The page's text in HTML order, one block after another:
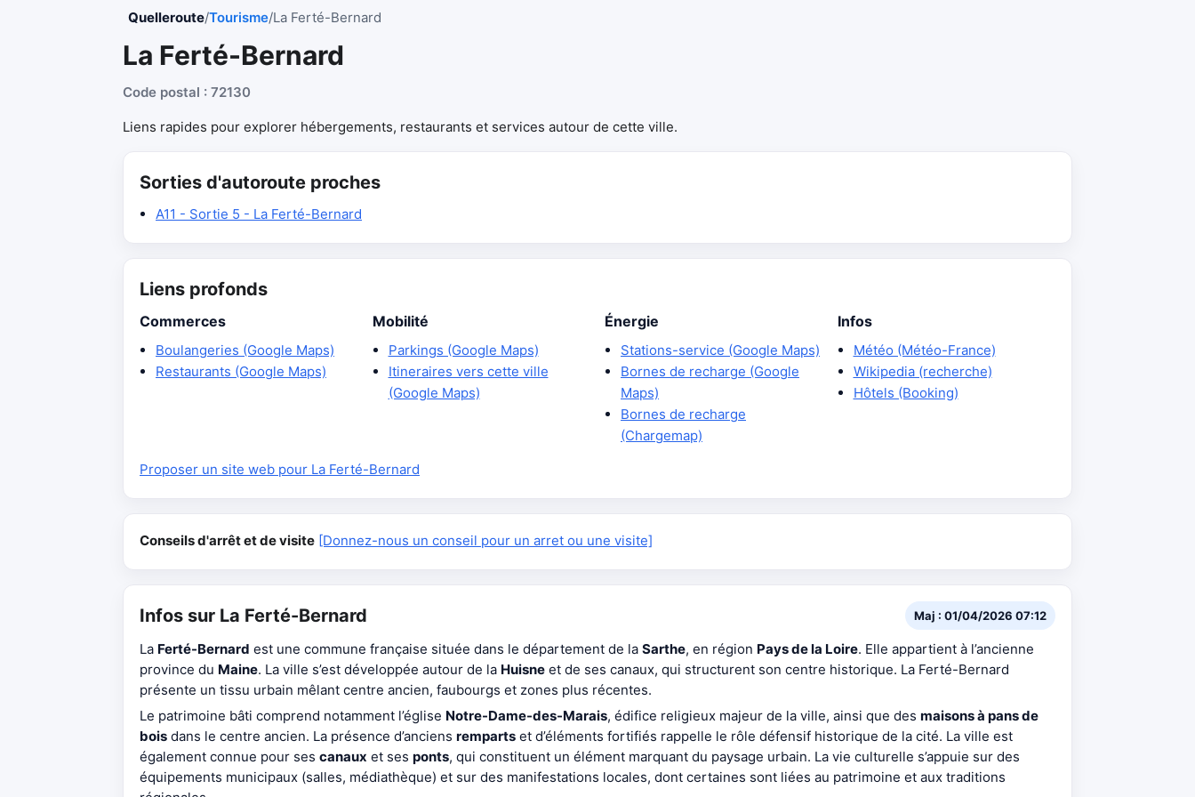
Quelleroute/Tourisme/La Ferté-Bernard
La Ferté-Bernard
Code postal : 72130
Liens rapides pour explorer hébergements, restaurants et services autour de cette ville.
Sorties d'autoroute proches
A11 - Sortie 5 - La Ferté-Bernard
Liens profonds
Commerces
Boulangeries (Google Maps)
Restaurants (Google Maps)
Mobilité
Parkings (Google Maps)
Itineraires vers cette ville
(Google Maps)
Énergie
Stations-service (Google Maps)
Bornes de recharge (Google
Maps)
Bornes de recharge
(Chargemap)
Infos
Météo (Météo-France)
Wikipedia (recherche)
Hôtels (Booking)
Proposer un site web pour La Ferté-Bernard
Conseils d'arrêt et de visite [Donnez-nous un conseil pour un arret ou une visite]
Infos sur La Ferté-Bernard Maj : 01/04/2026 07:12
La Ferté-Bernard est une commune française située dans le département de la Sarthe, en région Pays de la Loire. Elle appartient à l’ancienne
province du Maine. La ville s’est développée autour de la Huisne et de ses canaux, qui structurent son centre historique. La Ferté-Bernard
présente un tissu urbain mêlant centre ancien, faubourgs et zones plus récentes.
Le patrimoine bâti comprend notamment l’église Notre-Dame-des-Marais, édifice religieux majeur de la ville, ainsi que des maisons à pans de
bois dans le centre ancien. La présence d’anciens remparts et d’éléments fortifiés rappelle le rôle défensif historique de la cité. La ville est
également connue pour ses canaux et ses ponts, qui constituent un élément marquant du paysage urbain. La vie culturelle s’appuie sur des
équipements municipaux (salles, médiathèque) et sur des manifestations locales, dont certaines sont liées au patrimoine et aux traditions